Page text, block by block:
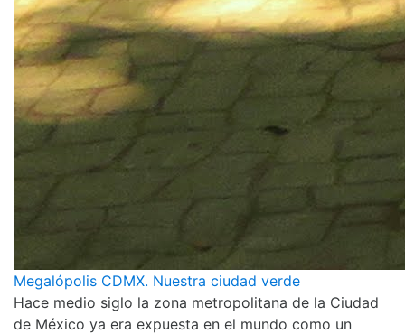
Megalópolis CDMX. Nuestra ciudad verde
Hace medio siglo la zona metropolitana de la Ciudad
de México ya era expuesta en el mundo como un